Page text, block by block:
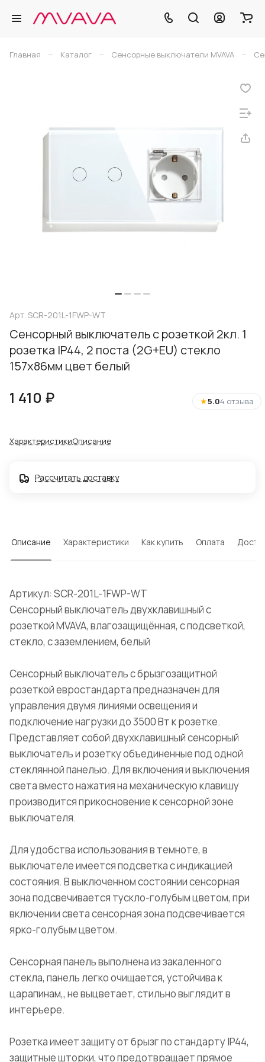
Главная – Каталог – Сенсорные выключатели MVAVA –
Арт. SCR-201L-1FWP-WT
Сенсорный выключатель с розеткой 2кл. 1
розетка IP44, 2 поста (2G+EU) стекло
157х86мм цвет белый
1 410 ₽ ★5.04 отзыва
ХарактеристикиОписание
Рассчитать доставку
Описание Характеристики Как купить Оплата
Артикул: SCR-201L-1FWP-WT
Сенсорный выключатель двухклавишный с
розеткой MVAVA, влагозащищённая, с подсветкой,
стекло, с заземлением, белый
Сенсорный выключатель с брызгозащитной
розеткой евростандарта предназначен для
управления двумя линиями освещения и
подключение нагрузки до 3500 Вт к розетке.
Представляет собой двухклавишный сенсорный
выключатель и розетку объединенные под одной
стеклянной панелью. Для включения и выключения
света вместо нажатия на механическую клавишу
производится прикосновение к сенсорной зоне
выключателя.
Для удобства использования в темноте, в
выключателе имеется подсветка с индикацией
состояния. В выключенном состоянии сенсорная
зона подсвечивается тускло-голубым цветом, при
включении света сенсорная зона подсвечивается
ярко-голубым цветом.
Сенсорная панель выполнена из закаленного
стекла, панель легко очищается, устойчива к
царапинам,, не выцветает, стильно выглядит в
интерьере.
Розетка имеет защиту от брызг по стандарту IP44,
защитные шторки, что предотвращает прямое